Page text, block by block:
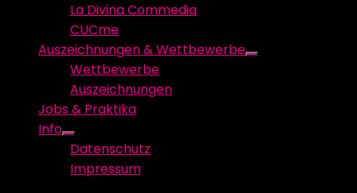
La Divina Commedia
CUCme
Auszeichnungen & Wettbewerbe
Show
Wettbewerbe
Auszeichnungen
Jobs & Praktika
Info
Show
sub
menu
Datenschutz
Impressum